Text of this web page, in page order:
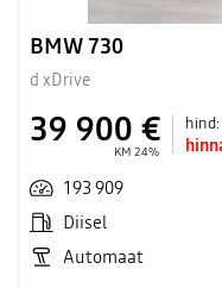
BMW 730
d xDrive
39 900 €
KM 24%
hind:
193 909
Diisel
Automaat